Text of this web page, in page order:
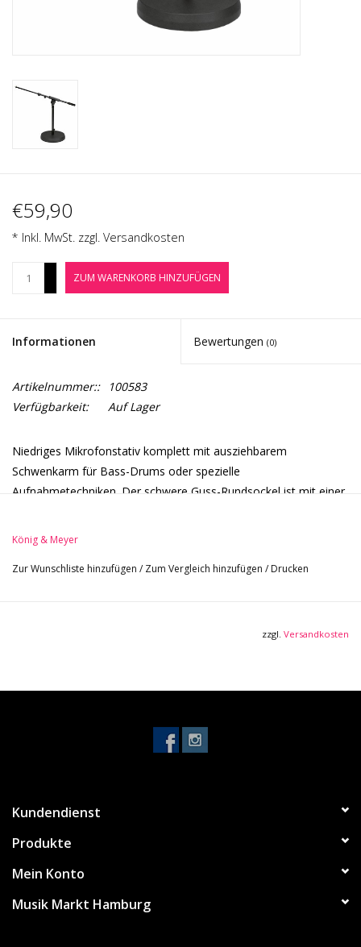
Star-Club Merch
Noten-Zubehör
Jobbörse
€59,90
* Inkl. MwSt. zzgl. Versandkosten
ZUM WARENKORB HINZUFÜGEN
Informationen Bewertungen (0)
Artikelnummer::
100583
Verfügbarkeit:
Auf Lager
Niedriges Mikrofonstativ komplett mit ausziehbarem
Schwenkarm für Bass-Drums oder spezielle
Aufnahmetechniken. Der schwere Guss-Rundsockel ist mit einer
König & Meyer
Zur Wunschliste hinzufügen / Zum Vergleich hinzufügen / Drucken
zzgl. Versandkosten
Kundendienst
Produkte
Mein Konto
Musik Markt Hamburg